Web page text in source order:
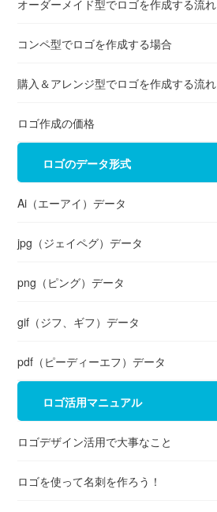
オーダーメイド型でロゴを作成する流れ
コンペ型でロゴを作成する場合
購入＆アレンジ型でロゴを作成する流れ
ロゴ作成の価格
ロゴのデータ形式
Ai（エーアイ）データ
jpg（ジェイペグ）データ
png（ピング）データ
gif（ジフ、ギフ）データ
pdf（ピーディーエフ）データ
ロゴ活用マニュアル
ロゴデザイン活用で大事なこと
ロゴを使って名刺を作ろう！